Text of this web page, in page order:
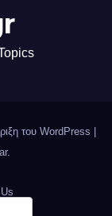
του WordPress
.